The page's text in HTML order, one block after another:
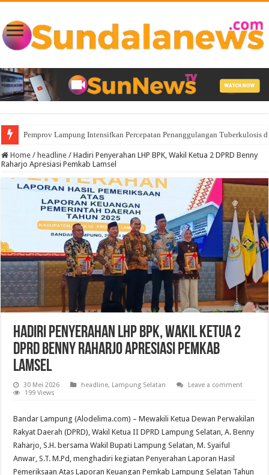
Pemprov Lampung Intensifkan Percepatan Penanggulangan Tuberkulosis
Home / headline / Hadiri Penyerahan LHP BPK, Wakil Ketua 2 DPRD Benny
Raharjo Apresiasi Pemkab Lamsel
Hadiri Penyerahan LHP BPK, Wakil Ketua 2
DPRD Benny Raharjo Apresiasi Pemkab
Lamsel
30 Mei 2026 headline, Lampung Selatan
Leave a comment
199 Views
Bandar Lampung (Alodelima.com) – Mewakili Ketua Dewan Perwakilan
Rakyat Daerah (DPRD), Wakil Ketua II DPRD Lampung Selatan, A. Benny
Raharjo, S.H. bersama Wakil Bupati Lampung Selatan, M. Syaiful
Anwar, S.T. M.Pd, menghadiri kegiatan Penyerahan Laporan Hasil
Pemeriksaan Atas Laporan Keuangan Pemkab Lampung Selatan Tahun